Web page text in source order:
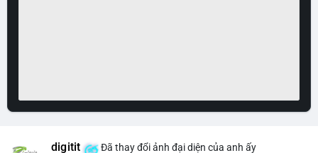
digitit Đã thay đổi ảnh đại diện của anh ấy